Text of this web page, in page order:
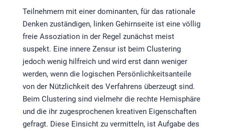
Teilnehmern mit einer dominanten, für das rationale
Denken zuständigen, linken Gehirnseite ist eine völlig
freie Assoziation in der Regel zunächst meist
suspekt. Eine innere Zensur ist beim Clustering
jedoch wenig hilfreich und wird erst dann weniger
werden, wenn die logischen Persönlichkeitsanteile
von der Nützlichkeit des Verfahrens überzeugt sind.
Beim Clustering sind vielmehr die rechte Hemisphäre
und die ihr zugesprochenen kreativen Eigenschaften
gefragt. Diese Einsicht zu vermitteln, ist Aufgabe des